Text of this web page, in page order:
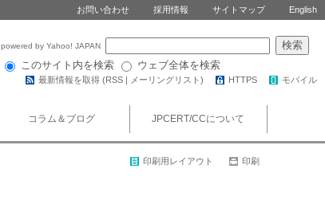
お問い合わせ 採用情報 サイトマップ English
powered by Yahoo! JAPAN
このサイト内を検索 ウェブ全体を検索
最新情報を取得 (RSS | メーリングリスト ) HTTPS モバイル
コラム＆ブログ JPCERT/CCについて
印刷用レイアウト 印刷